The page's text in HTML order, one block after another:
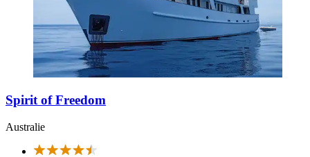
Spirit of Freedom
Australie